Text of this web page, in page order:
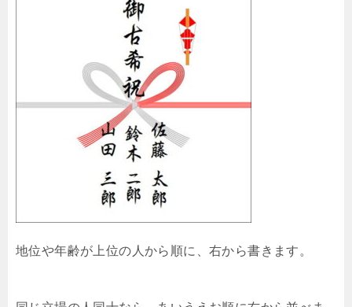
地位や年齢が上位の人から順に、右から書きます。